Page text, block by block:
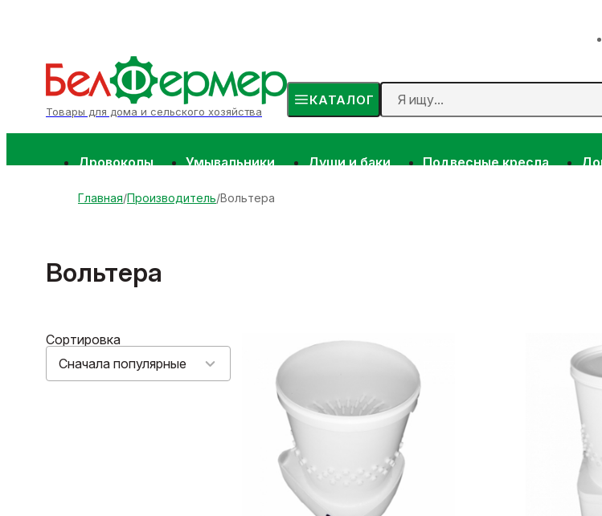
Товары для дома и сельского хозяйства
КАТАЛОГ
Дровоколы Умывальники Души и баки Подвесные кресла
Главная Производитель Вольтера
Вольтера
Сортировка
Сначала популярные